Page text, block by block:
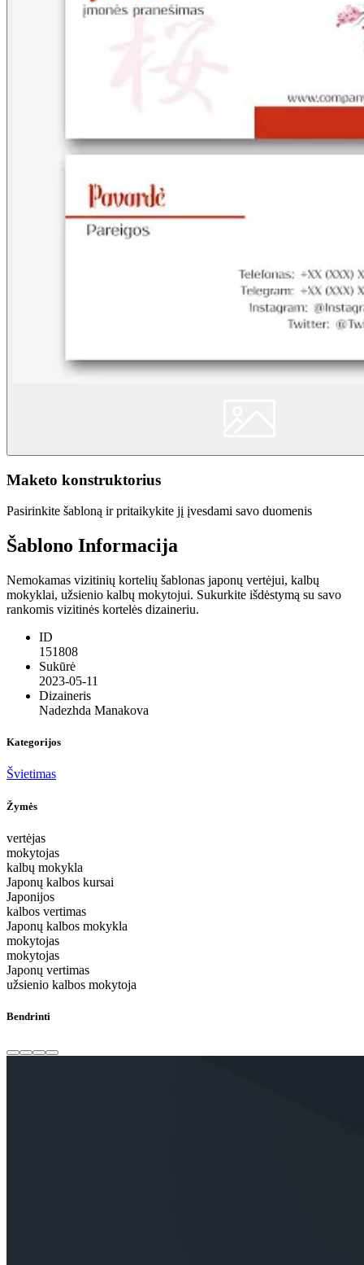
Maketo konstruktorius
Pasirinkite šabloną ir pritaikykite jį įvesdami savo duomenis
Šablono Informacija
Nemokamas vizitinių kortelių šablonas japonų vertėjui, kalbų
mokyklai, užsienio kalbų mokytojui. Sukurkite išdėstymą su savo
rankomis vizitinės kortelės dizaineriu.
ID
151808
Sukūrė
2023-05-11
Dizaineris
Nadezhda Manakova
Kategorijos
Švietimas
Žymės
vertėjas
mokytojas
kalbų mokykla
Japonų kalbos kursai
Japonijos
kalbos vertimas
Japonų kalbos mokykla
mokytojas
mokytojas
Japonų vertimas
užsienio kalbos mokytoja
Bendrinti